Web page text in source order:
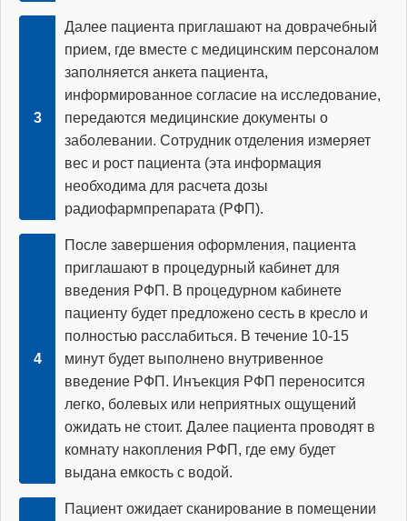
Далее пациента приглашают на доврачебный
прием, где вместе с медицинским персоналом
заполняется анкета пациента,
информированное согласие на исследование,
передаются медицинские документы о
заболевании. Сотрудник отделения измеряет
вес и рост пациента (эта информация
необходима для расчета дозы
радиофармпрепарата (РФП).
После завершения оформления, пациента
приглашают в процедурный кабинет для
введения РФП. В процедурном кабинете
пациенту будет предложено сесть в кресло и
полностью расслабиться. В течение 10-15
минут будет выполнено внутривенное
введение РФП. Инъекция РФП переносится
легко, болевых или неприятных ощущений
ожидать не стоит. Далее пациента проводят в
комнату накопления РФП, где ему будет
выдана емкость с водой.
Пациент ожидает сканирование в помещении